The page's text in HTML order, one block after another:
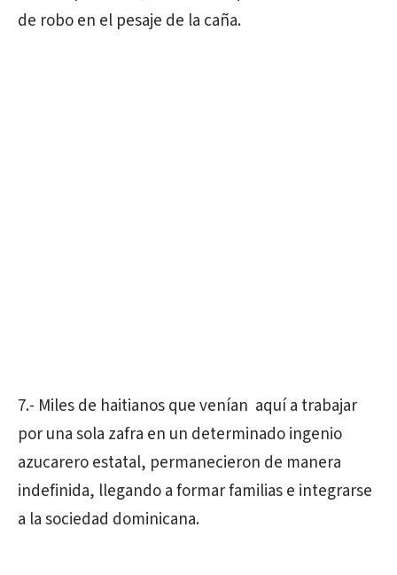
de robo en el pesaje de la caña.
7.- Miles de haitianos que venían aquí a trabajar
por una sola zafra en un determinado ingenio
azucarero estatal, permanecieron de manera
indefinida, llegando a formar familias e integrarse
a la sociedad dominicana.